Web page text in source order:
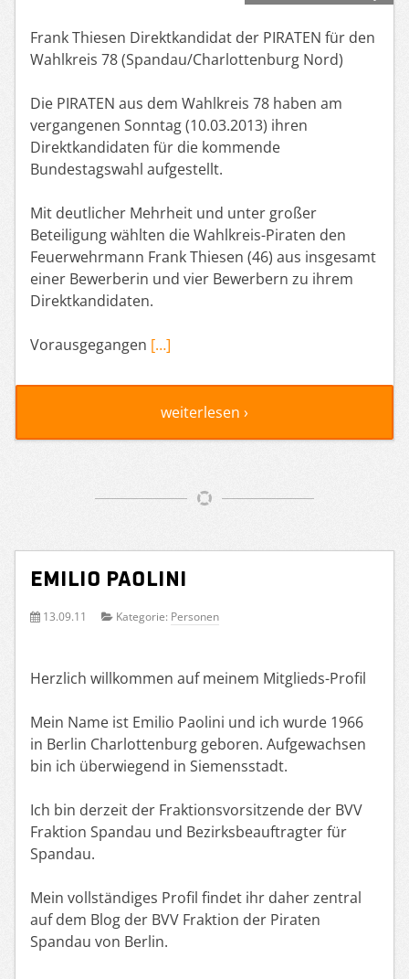
Frank Thiesen Direktkandidat der PIRATEN für den
Wahlkreis 78 (Spandau/Charlottenburg Nord)
Die PIRATEN aus dem Wahlkreis 78 haben am
vergangenen Sonntag (10.03.2013) ihren
Direktkandidaten für die kommende
Bundestagswahl aufgestellt.
Mit deutlicher Mehrheit und unter großer
Beteiligung wählten die Wahlkreis-Piraten den
Feuerwehrmann Frank Thiesen (46) aus insgesamt
einer Bewerberin und vier Bewerbern zu ihrem
Direktkandidaten.
Vorausgegangen […]
weiterlesen ›
Emilio Paolini
13.09.11 Kategorie: Personen
Herzlich willkommen auf meinem Mitglieds-Profil
Mein Name ist Emilio Paolini und ich wurde 1966
in Berlin Charlottenburg geboren. Aufgewachsen
bin ich überwiegend in Siemensstadt.
Ich bin derzeit der Fraktionsvorsitzende der BVV
Fraktion Spandau und Bezirksbeauftragter für
Spandau.
Mein vollständiges Profil findet ihr daher zentral
auf dem Blog der BVV Fraktion der Piraten
Spandau von Berlin.